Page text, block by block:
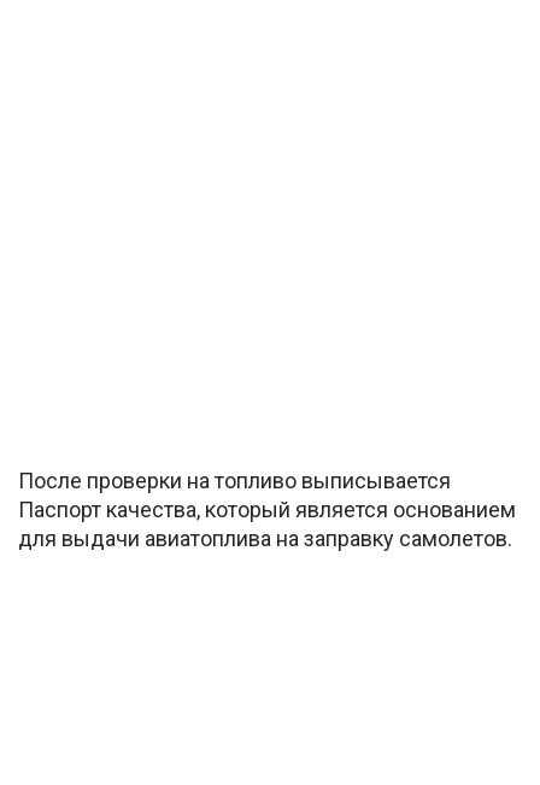
После проверки на топливо выписывается
Паспорт качества, который является основанием
для выдачи авиатоплива на заправку самолетов.